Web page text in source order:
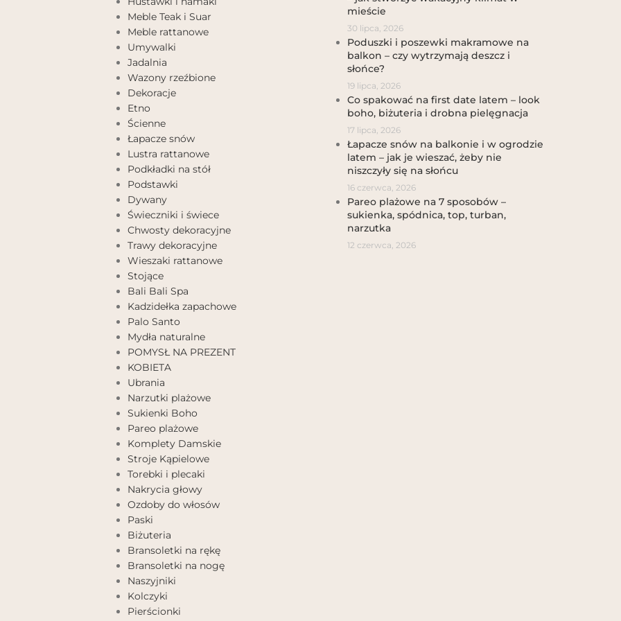
Meble Teak i Suar
Meble rattanowe
Umywalki
Jadalnia
Wazony rzeźbione
Dekoracje
Etno
Ścienne
Łapacze snów
Lustra rattanowe
Podkładki na stół
Podstawki
Dywany
Świeczniki i świece
Chwosty dekoracyjne
Trawy dekoracyjne
Wieszaki rattanowe
Stojące
Bali Bali Spa
Kadzidełka zapachowe
Palo Santo
Mydła naturalne
POMYSŁ NA PREZENT
KOBIETA
Ubrania
Narzutki plażowe
Sukienki Boho
Pareo plażowe
Komplety Damskie
Stroje Kąpielowe
Torebki i plecaki
Nakrycia głowy
Ozdoby do włosów
Paski
Biżuteria
Bransoletki na rękę
Bransoletki na nogę
Naszyjniki
Kolczyki
Pierścionki
mieście
30 lipca, 2026
Poduszki i poszewki makramowe na
balkon – czy wytrzymają deszcz i
słońce?
19 lipca, 2026
Co spakować na first date latem – look
boho, biżuteria i drobna pielęgnacja
17 lipca, 2026
Łapacze snów na balkonie i w ogrodzie
latem – jak je wieszać, żeby nie
niszczyły się na słońcu
16 czerwca, 2026
Pareo plażowe na 7 sposobów –
sukienka, spódnica, top, turban,
narzutka
12 czerwca, 2026